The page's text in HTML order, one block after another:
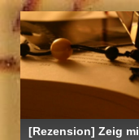
↓
ZUM
ZENTRALEN
INHALT
[Rezension] Zeig